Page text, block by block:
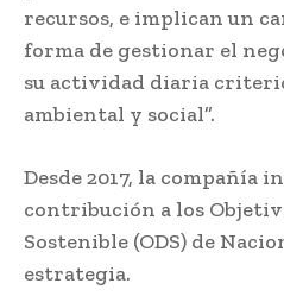
recursos, e implican un
forma de gestionar el
su actividad diaria
ambiental y social”.
Desde 2017, la compañía
contribución a los
Sostenible (ODS) de
estrategia.